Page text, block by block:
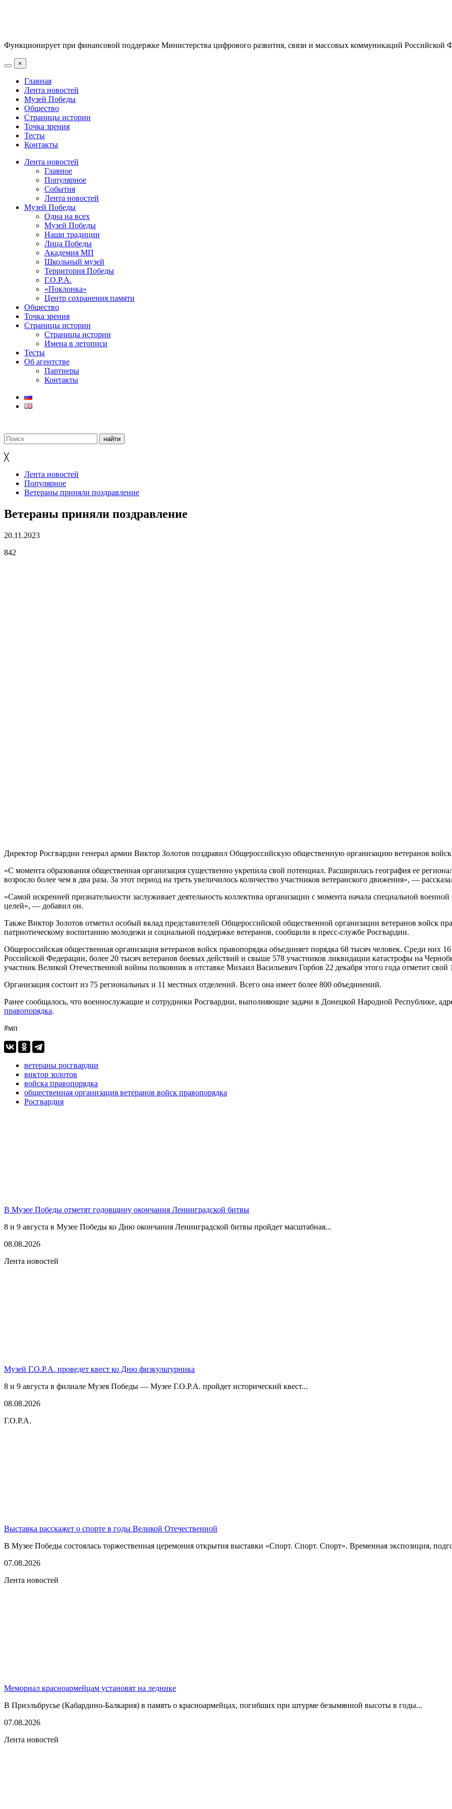
Функционирует при финансовой поддержке Министерства цифрового развития, связи и массовых коммуникаций Российской
×
Главная
Лента новостей
Музей Победы
Общество
Страницы истории
Точка зрения
Тесты
Контакты
Лента новостей
Главное
Популярное
События
Лента новостей
Музей Победы
Одна на всех
Музей Победы
Наши традиции
Лица Победы
Академия МП
Школьный музей
Территория Победы
Г.О.Р.А.
«Поклонка»
Центр сохранения памяти
Общество
Точка зрения
Страницы истории
Страницы истории
Имена в летописи
Тесты
Об агентстве
Партнеры
Контакты
╳
Лента новостей
Популярное
Ветераны приняли поздравление
Ветераны приняли поздравление
20.11.2023
842
Директор Росгвардии генерал армии Виктор Золотов поздравил Общероссийскую общественную организацию ветеранов
«С момента образования общественная организация существенно укрепила свой потенциал. Расширилась география ее
возросло более чем в два раза. За этот период на треть увеличилось количество участников ветеранского движения», —
«Самой искренней признательности заслуживает деятельность коллектива организации с момента начала специальной
целей», — добавил он.
Также Виктор Золотов отметил особый вклад представителей Общероссийской общественной организации ветеранов войск
патриотическому воспитанию молодежи и социальной поддержке ветеранов, сообщили в пресс-службе Росгвардии.
Общероссийская общественная организация ветеранов войск правопорядка объединяет порядка 68 тысяч человек. Среди них
Российской Федерации, более 20 тысяч ветеранов боевых действий и свыше 578 участников ликвидации катастрофы на
участник Великой Отечественной войны полковник в отставке Михаил Васильевич Горбов 22 декабря этого года отметит свой
Организация состоит из 75 региональных и 11 местных отделений. Всего она имеет более 800 объединений.
Ранее сообщалось, что военнослужащие и сотрудники Росгвардии, выполняющие задачи в Донецкой Народной Республике,
правопорядка.
#мп
ветераны росгвардии
виктор золотов
войска правопорядка
общественная организация ветеранов войск правопорядка
Росгвардия
В Музее Победы отметят годовщину окончания Ленинградской битвы
8 и 9 августа в Музее Победы ко Дню окончания Ленинградской битвы пройдет масштабная...
08.08.2026
Лента новостей
Музей Г.О.Р.А. проведет квест ко Дню физкультурника
8 и 9 августа в филиале Музея Победы — Музее Г.О.Р.А. пройдет исторический квест...
08.08.2026
Г.О.Р.А.
Выставка расскажет о спорте в годы Великой Отечественной
В Музее Победы состоялась торжественная церемония открытия выставки «Спорт. Спорт. Спорт». Временная экспозиция,
07.08.2026
Лента новостей
Мемориал красноармейцам установят на леднике
В Приэльбрусье (Кабардино-Балкария) в память о красноармейцах, погибших при штурме безымянной высоты в годы...
07.08.2026
Лента новостей